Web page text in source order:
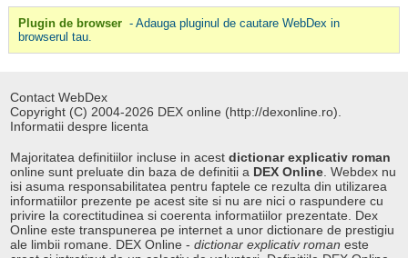
Plugin de browser - Adauga pluginul de cautare WebDex in
browserul tau.
Contact WebDex
Copyright (C) 2004-2026 DEX online (http://dexonline.ro).
Informatii despre licenta
Majoritatea definitiilor incluse in acestdictionar explicativ roman
online sunt preluate din baza de definitii a DEX Online . Webdex nu
isi asuma responsabilitatea pentru faptele ce rezulta din utilizarea
informatiilor prezente pe acest site si nu are nici o raspundere cu
privire la corectitudinea si coerenta informatiilor prezentate. Dex
Online este transpunerea pe internet a unor dictionare de prestigiu
ale limbii romane. DEX Online -dictionar explicativ roman este